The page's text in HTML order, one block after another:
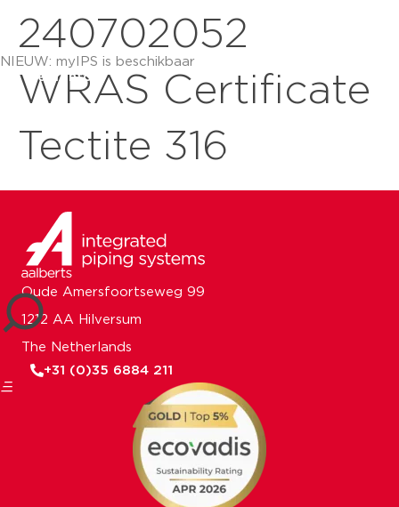
NIEUW: myIPS is beschikbaar
meer info
sluiten
240702052
WRAS Certificate
Tectite 316
Oude Amersfoortseweg 99
1212 AA Hilversum
The Netherlands
+31 (0)35 6884 211